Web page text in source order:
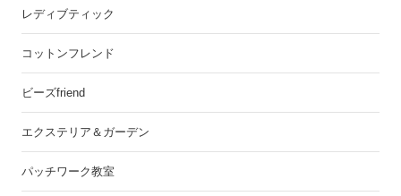
レディブティック
コットンフレンド
ビーズfriend
エクステリア＆ガーデン
パッチワーク教室